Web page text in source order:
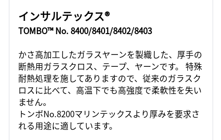
インサルテックス®
TOMBO™ No. 8400/8401/8402/8403
かさ高加工したガラスヤーンを製織した、厚手の
断熱用ガラスクロス、テープ、ヤーンです。 特殊
耐熱処理を施してありますので、従来のガラスク
ロスに比べて、高温下でも高強度で柔軟性を失い
ません。
トンボNo.8200マリンテックスより厚みを要求さ
れる用途に適しています。